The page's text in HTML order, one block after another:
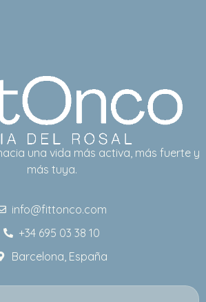
una vida más activa, más fuerte y
más tuya.
info@fittonco.com
+34 695 03 38 10
Barcelona, España